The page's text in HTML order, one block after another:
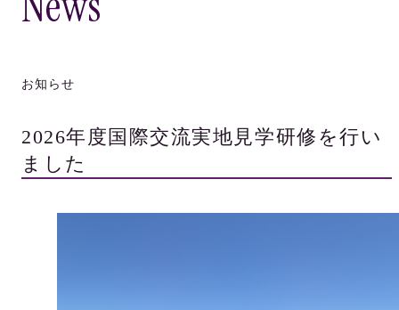
お知らせ
2026年度国際交流実地見学研修を行い
ました